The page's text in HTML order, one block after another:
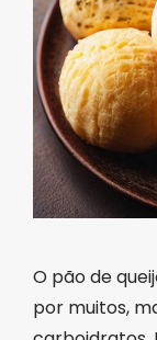
O pão de
por muitos,